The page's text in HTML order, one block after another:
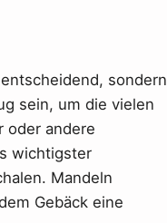
sondern
sein, um die vielen
oder andere
wichtigster
Mandeln
Gebäck eine